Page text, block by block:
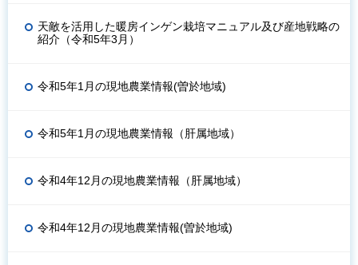
天敵を活用した暖房インゲン栽培マニュアル及び産地戦略の
紹介（令和5年3月）
令和5年1月の現地農業情報(曽於地域)
令和5年1月の現地農業情報（肝属地域）
令和4年12月の現地農業情報（肝属地域）
令和4年12月の現地農業情報(曽於地域)